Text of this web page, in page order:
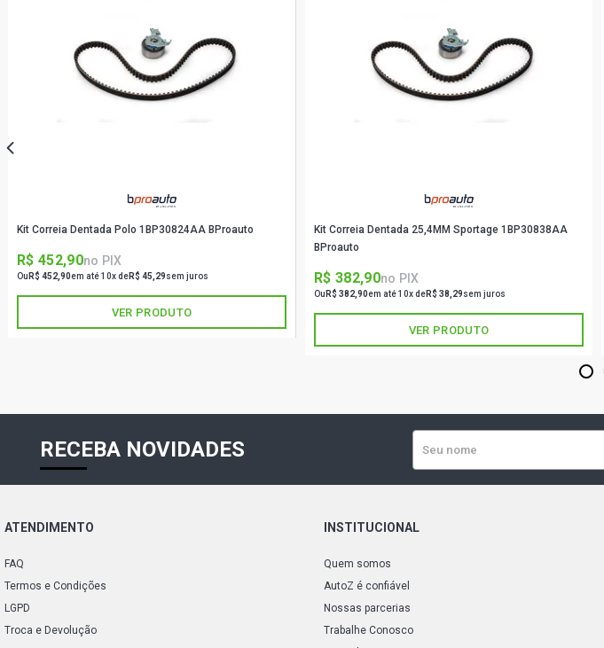
Kit Correia Dentada Polo 1BP30824AA BProauto
R$ 452,90no PIX
Ou R$ 452,90em até 10x deR$ 45,29sem juros
VER PRODUTO
Kit Correia Dentada 25,4MM Sportage 1BP30838AA
BProauto
R$ 382,90no PIX
Ou R$ 382,90em até 10x deR$ 38,29sem juros
VER PRODUTO
1
RECEBA NOVIDADES
ATENDIMENTO
FAQ
Termos e Condições
LGPD
Troca e Devolução
INSTITUCIONAL
Quem somos
AutoZ é confiável
Nossas parcerias
Trabalhe Conosco